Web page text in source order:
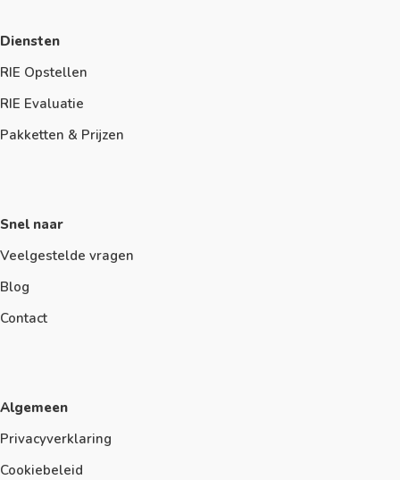
Diensten
RIE Opstellen
RIE Evaluatie
Pakketten & Prijzen
Snel naar
Veelgestelde vragen
Blog
Contact
Algemeen
Privacyverklaring
Cookiebeleid